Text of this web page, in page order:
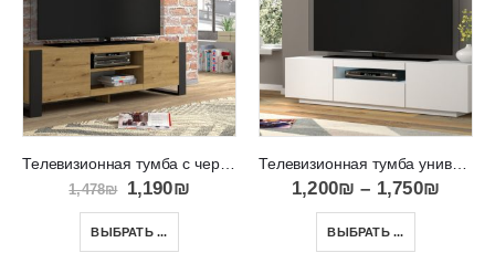
Телевизионная тумба с черными ножками Mondi 158
1,478₪ 1,190₪
ВЫБРАТЬ ...
Телевизионная тумба универсальная RTV Aura 150
1,200₪ – 1,750₪
ВЫБРАТЬ ...